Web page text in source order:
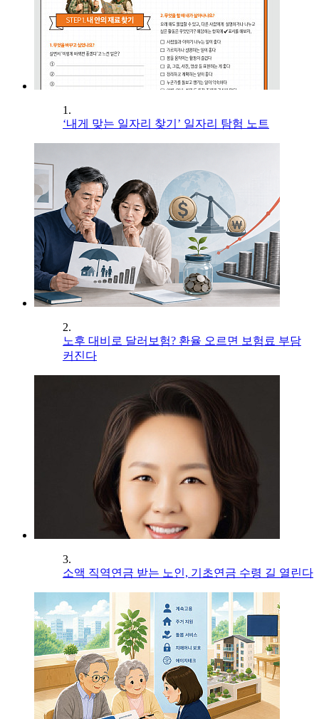
1.
‘내게 맞는 일자리 찾기’ 일자리 탐험 노트
2.
노후 대비로 달러보험? 환율 오르면 보험료 부담
커진다
3.
소액 직역연금 받는 노인, 기초연금 수령 길 열린다